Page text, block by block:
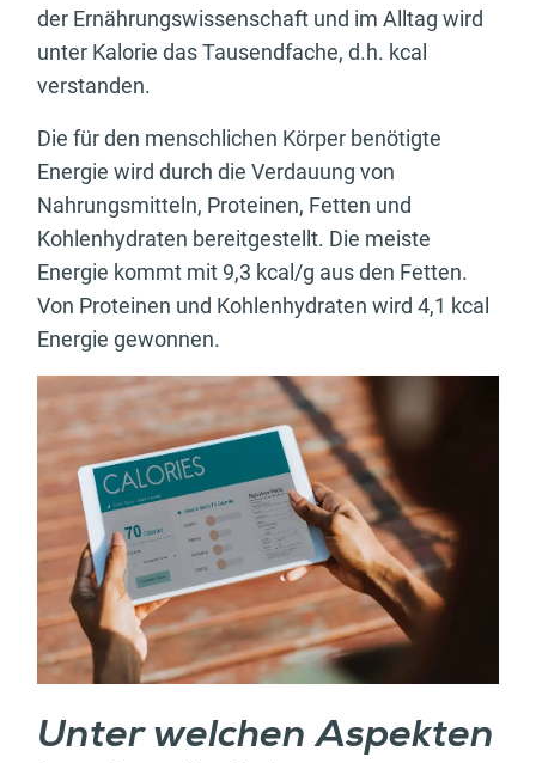
der Ernährungswissenschaft und im Alltag wird
unter Kalorie das Tausendfache, d.h. kcal
verstanden.
Die für den menschlichen Körper benötigte
Energie wird durch die Verdauung von
Nahrungsmitteln, Proteinen, Fetten und
Kohlenhydraten bereitgestellt. Die meiste
Energie kommt mit 9,3 kcal/g aus den Fetten.
Von Proteinen und Kohlenhydraten wird 4,1 kcal
Energie gewonnen.
Unter welchen Aspekten